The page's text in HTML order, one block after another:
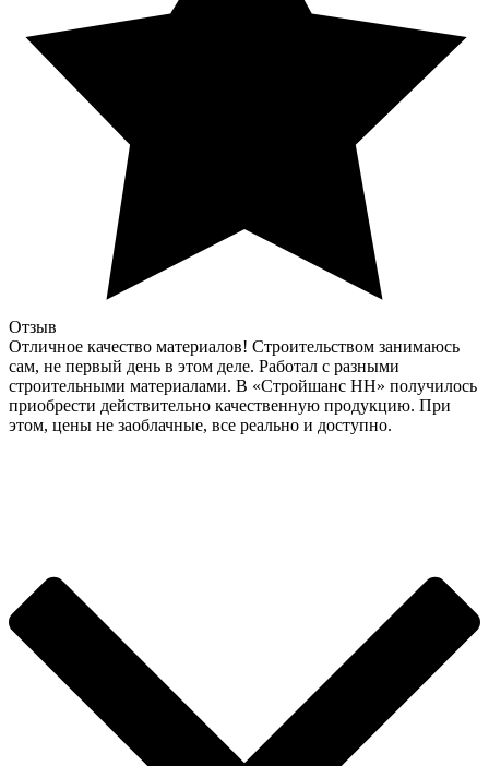
Отзыв
Отличное качество материалов! Строительством занимаюсь
сам, не первый день в этом деле. Работал с разными
строительными материалами. В «Стройшанс НН» получилось
приобрести действительно качественную продукцию. При
этом, цены не заоблачные, все реально и доступно.